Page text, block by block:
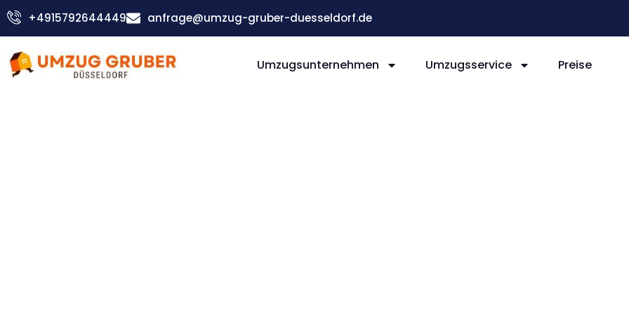
Zum
Inhalt
+4915792644449 anfrage@umzug-gruber-duesseldorf.de
Umzugsunternehmen Umzugsservice Preise